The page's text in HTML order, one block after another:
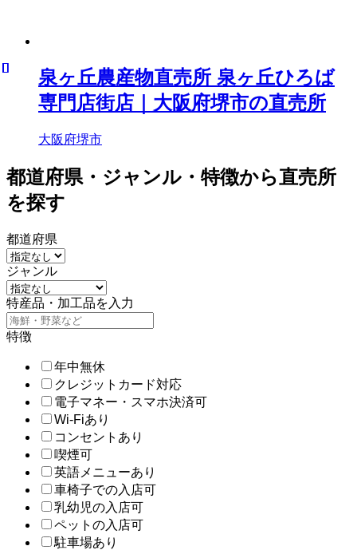
泉ヶ丘農産物直売所 泉ヶ丘ひろば
専門店街店｜大阪府堺市の直売所
大阪府堺市
都道府県・ジャンル・特徴から直売所
を探す
都道府県
ジャンル
特産品・加工品を入力
特徴
年中無休
クレジットカード対応
電子マネー・スマホ決済可
Wi-Fiあり
コンセントあり
喫煙可
英語メニューあり
車椅子での入店可
乳幼児の入店可
ペットの入店可
駐車場あり